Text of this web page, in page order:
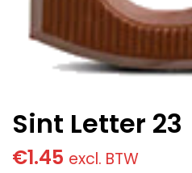
Sint Letter 23
€1.45 excl. BTW